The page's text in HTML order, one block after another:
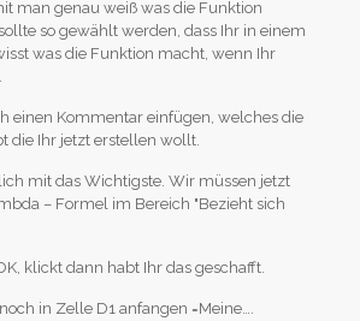
man genau weiß was die Funktion
so gewählt werden, dass Ihr in einem
was die Funktion macht, wenn Ihr
einen Kommentar einfügen, welches die
die Ihr jetzt erstellen wollt.
mit das Wichtigste. Wir müssen jetzt
– Formel im Bereich "Bezieht sich
klickt dann habt Ihr das geschafft.
in Zelle D1 anfangen =Meine….